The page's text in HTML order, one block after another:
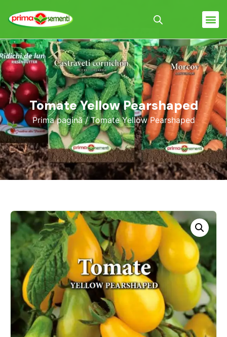
Tomate Yellow Pearshaped
Prima pagină/ Tomate Yellow Pearshaped